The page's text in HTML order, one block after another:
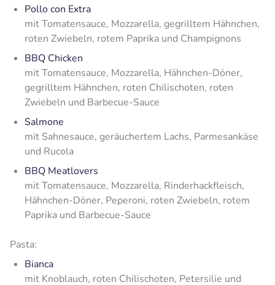
Pollo con Extra
mit Tomatensauce, Mozzarella, gegrilltem Hähnchen,
roten Zwiebeln, rotem Paprika und Champignons
BBQ Chicken
mit Tomatensauce, Mozzarella, Hähnchen-Döner,
gegrilltem Hähnchen, roten Chilischoten, roten
Zwiebeln und Barbecue-Sauce
Salmone
mit Sahnesauce, geräuchertem Lachs, Parmesankäse
und Rucola
BBQ Meatlovers
mit Tomatensauce, Mozzarella, Rinderhackfleisch,
Hähnchen-Döner, Peperoni, roten Zwiebeln, rotem
Paprika und Barbecue-Sauce
Pasta:
Bianca
mit Knoblauch, roten Chilischoten, Petersilie und